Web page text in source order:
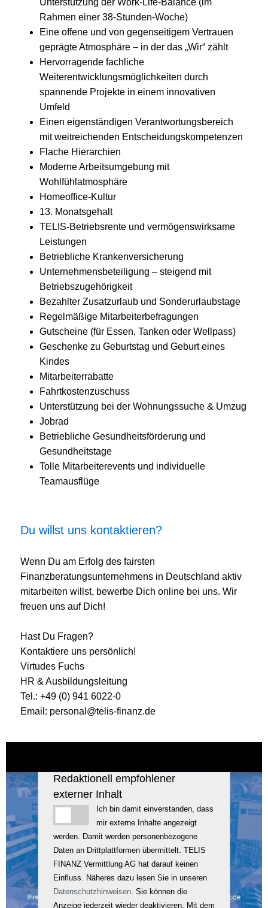
Rahmen einer 38-Stunden-Woche)
Eine offene und von gegenseitigem Vertrauen
geprägte Atmosphäre – in der das „Wir“ zählt
Hervorragende fachliche
Weiterentwicklungsmöglichkeiten durch
spannende Projekte in einem innovativen
Umfeld
Einen eigenständigen Verantwortungsbereich
mit weitreichenden Entscheidungskompetenzen
Flache Hierarchien
Moderne Arbeitsumgebung mit
Wohlfühlatmosphäre
Homeoffice-Kultur
13. Monatsgehalt
TELIS-Betriebsrente und vermögenswirksame
Leistungen
Betriebliche Krankenversicherung
Unternehmensbeteiligung – steigend mit
Betriebszugehörigkeit
Bezahlter Zusatzurlaub und Sonderurlaubstage
Regelmäßige Mitarbeiterbefragungen
Gutscheine (für Essen, Tanken oder Wellpass)
Geschenke zu Geburtstag und Geburt eines
Kindes
Mitarbeiterrabatte
Fahrtkostenzuschuss
Unterstützung bei der Wohnungssuche & Umzug
Jobrad
Betriebliche Gesundheitsförderung und
Gesundheitstage
Tolle Mitarbeiterevents und individuelle
Teamausflüge
Du willst uns kontaktieren?
Wenn Du am Erfolg des fairsten
Finanzberatungsunternehmens in Deutschland aktiv
mitarbeiten willst, bewerbe Dich online bei uns. Wir
freuen uns auf Dich!
Hast Du Fragen?
Kontaktiere uns persönlich!
Virtudes Fuchs
HR & Ausbildungsleitung
Tel.: +49 (0) 941 6022-0
Email: personal@telis-finanz.de
Redaktionell empfohlener
externer Inhalt
Ich bin damit einverstanden, dass
mir externe Inhalte angezeigt
werden. Damit werden personenbezogene
Daten an Drittplattformen übermittelt. TELIS
FINANZ Vermittlung AG hat darauf keinen
Einfluss. Näheres dazu lesen Sie in unseren
Datenschutzhinweisen. Sie können die
Anzeige jederzeit wieder deaktivieren. Mit dem